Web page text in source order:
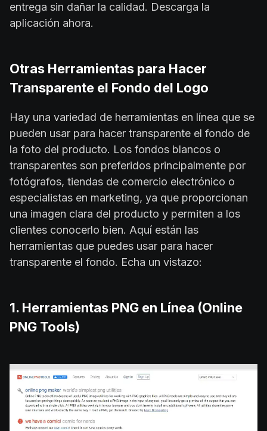
entrega sin dañar la calidad. Descarga la
aplicación ahora.
Otras Herramientas para Hacer
Transparente el Fondo del Logo
Hay una variedad de herramientas en línea que se
pueden usar para hacer transparente el fondo de
la foto del producto. Los fondos blancos o
transparentes son preferidos principalmente por
fotógrafos, tiendas de comercio electrónico o
especialistas en marketing, ya que proporcionan
una imagen clara del producto y permiten a los
clientes conocerlo bien. Aquí están las
herramientas que puedes usar para hacer
transparente el fondo. Echa un vistazo:
1. Herramientas PNG en Línea (Online
PNG Tools)